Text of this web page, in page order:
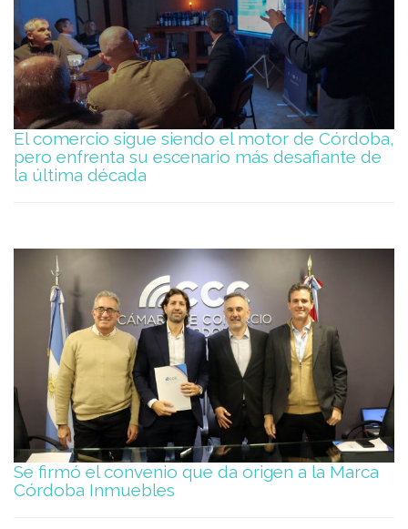
El comercio sigue siendo el motor de Córdoba,
pero enfrenta su escenario más desafiante de
la última década
Se firmó el convenio que da origen a la Marca
Córdoba Inmuebles